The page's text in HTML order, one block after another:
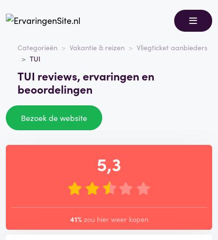
Categorieën Vakantie & reizen
Vliegticket aanbieders
TUI
TUI reviews, ervaringen en
beoordelingen
Bezoek de website
5,3
41% zou hier weer kopen